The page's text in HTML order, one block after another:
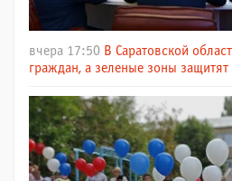
вчера 17:50 В Саратовской
граждан, а зеленые зоны защитят